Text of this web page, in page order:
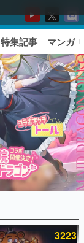
特集記事 マンガ
3223